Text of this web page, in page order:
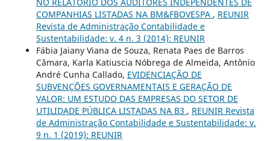
COMPANHIAS LISTADAS NA BM&FBOVESPA , REUNIR
Revista de Administração Contabilidade e
Sustentabilidade: v. 4 n. 3 (2014): REUNIR
Fábia Jaiany Viana de Souza, Renata Paes de Barros
Câmara, Karla Katiuscia Nóbrega de Almeida, Antônio
André Cunha Callado, EVIDENCIAÇÃO DE
SUBVENÇÕES GOVERNAMENTAIS E GERAÇÃO DE
VALOR: UM ESTUDO DAS EMPRESAS DO SETOR DE
UTILIDADE PÚBLICA LISTADAS NA B3 , REUNIR Revista
de Administração Contabilidade e Sustentabilidade: v.
9 n. 1 (2019): REUNIR